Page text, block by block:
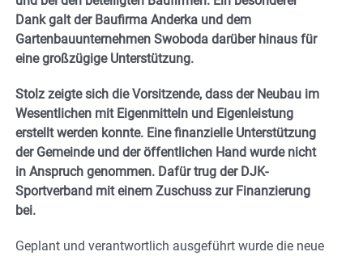
Dank galt der Baufirma Anderka und dem
Gartenbauunternehmen Swoboda darüber hinaus für
eine großzügige Unterstützung.
Stolz zeigte sich die Vorsitzende, dass der Neubau im
Wesentlichen mit Eigenmitteln und Eigenleistung
erstellt werden konnte. Eine finanzielle Unterstützung
der Gemeinde und der öffentlichen Hand wurde nicht
in Anspruch genommen. Dafür trug der DJK-
Sportverband mit einem Zuschuss zur Finanzierung
bei.
Geplant und verantwortlich ausgeführt wurde die neue